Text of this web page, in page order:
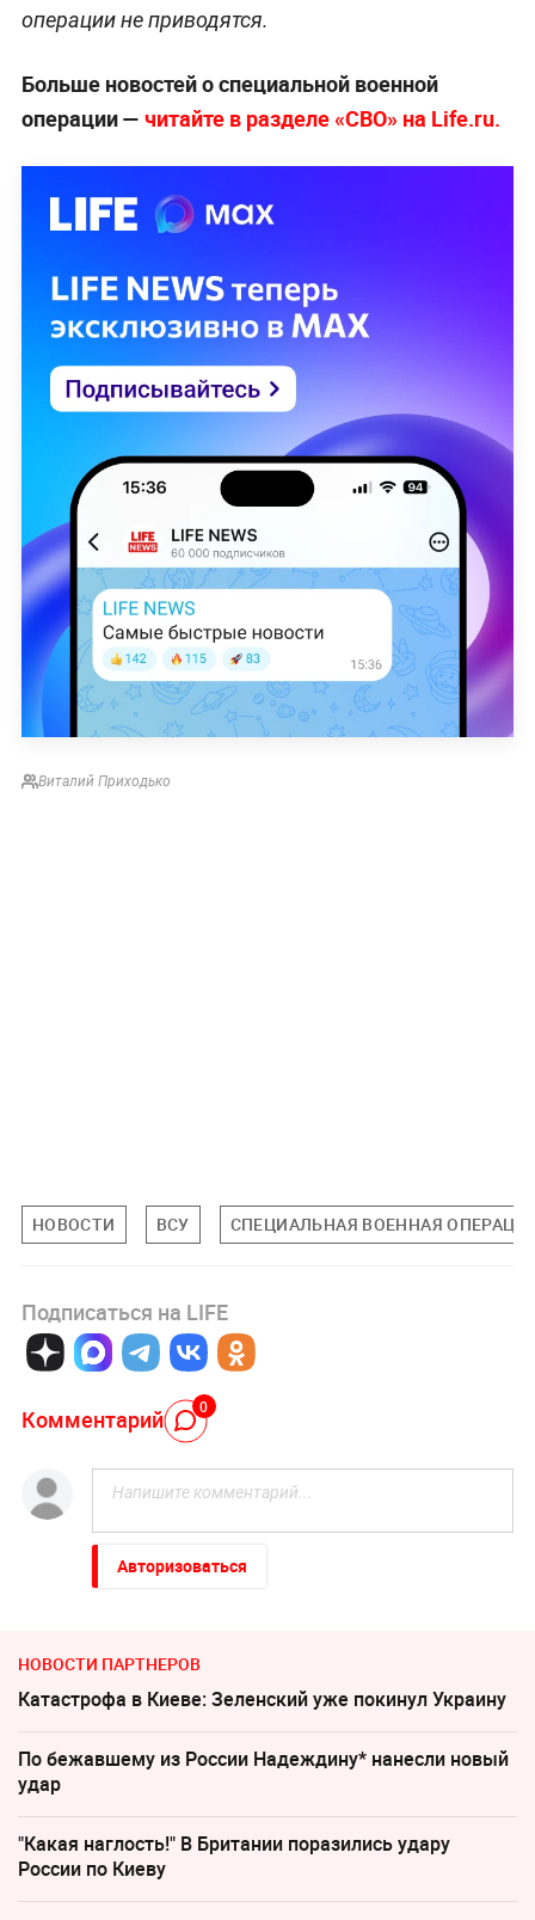
операции не приводятся.
Больше новостей о специальной военной
операции — читайте в разделе «СВО» на Life.ru.
Виталий Приходько
НОВОСТИ ВСУ СПЕЦИАЛЬНАЯ ВОЕННАЯ
Подписаться на LIFE
Комментарий 0
Авторизоваться
НОВОСТИ ПАРТНЕРОВ
Катастрофа в Киеве: Зеленский уже покинул Украину
По бежавшему из России Надеждину* нанесли новый
удар
"Какая наглость!" В Британии поразились удару
России по Киеву